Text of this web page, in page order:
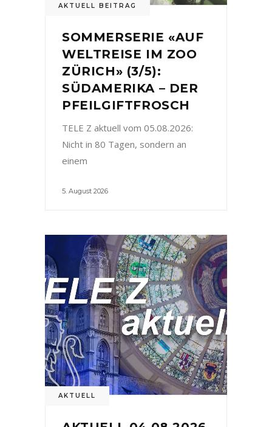
AKTUELL BEITRAG
SOMMERSERIE «AUF
WELTREISE IM ZOO
ZÜRICH» (3/5):
SÜDAMERIKA – DER
PFEILGIFTFROSCH
TELE Z aktuell vom 05.08.2026:
Nicht in 80 Tagen, sondern an
einem
5. August 2026
AKTUELL